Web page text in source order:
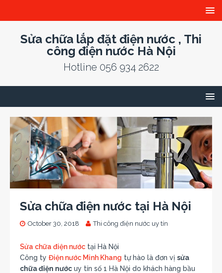
Sửa chữa lắp đặt điện nước , Thi
công điện nước Hà Nội
Hotline 056 934 2622
Sửa chữa điện nước tại Hà Nội
October 30, 2018 Thi công điện nước uy tín
Sửa chữa điện nước tại Hà Nội
Công ty Điện nước Minh Khang tự hào là đơn vị sửa
chữa điện nước uy tín số 1 Hà Nội do khách hàng bầu